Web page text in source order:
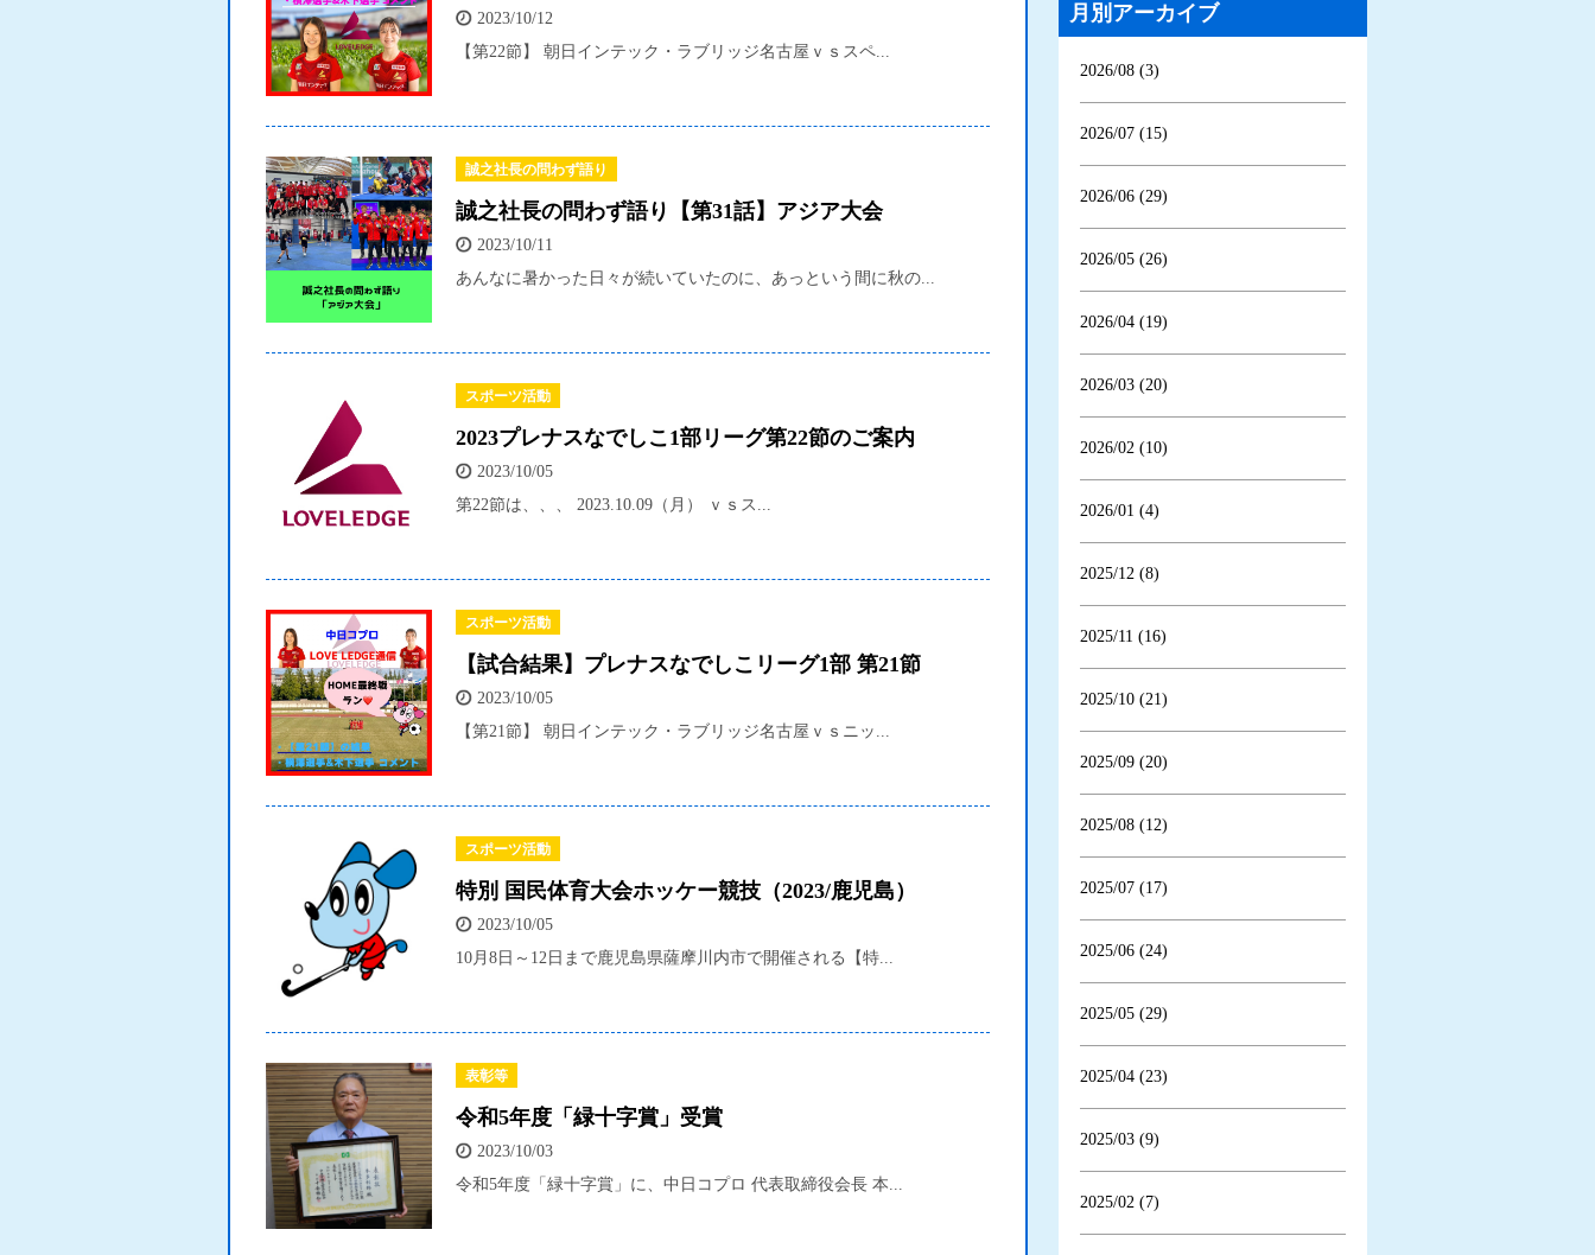
2023/10/12
【第22節】 朝日インテック・ラブリッジ名古屋ｖｓスペ...
誠之社長の問わず語り
誠之社長の問わず語り【第31話】アジア大会
2023/10/11
あんなに暑かった日々が続いていたのに、あっという間に秋の...
スポーツ活動
2023プレナスなでしこ1部リーグ第22節のご案内
2023/10/05
第22節は、、、 2023.10.09（月） ｖｓス...
スポーツ活動
【試合結果】プレナスなでしこリーグ1部 第21節
2023/10/05
【第21節】 朝日インテック・ラブリッジ名古屋ｖｓニッ...
スポーツ活動
特別 国民体育大会ホッケー競技（2023/鹿児島）
2023/10/05
10月8日～12日まで鹿児島県薩摩川内市で開催される【特...
表彰等
令和5年度「緑十字賞」受賞
2023/10/03
令和5年度「緑十字賞」に、中日コプロ 代表取締役会長 本...
月別アーカイブ
2026/08 (3)
2026/07 (15)
2026/06 (29)
2026/05 (26)
2026/04 (19)
2026/03 (20)
2026/02 (10)
2026/01 (4)
2025/12 (8)
2025/11 (16)
2025/10 (21)
2025/09 (20)
2025/08 (12)
2025/07 (17)
2025/06 (24)
2025/05 (29)
2025/04 (23)
2025/03 (9)
2025/02 (7)